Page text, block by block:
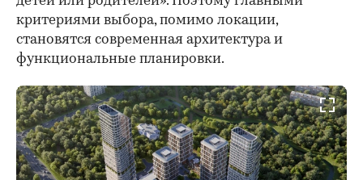
критериями выбора, помимо локации,
становятся современная архитектура и
функциональные планировки.